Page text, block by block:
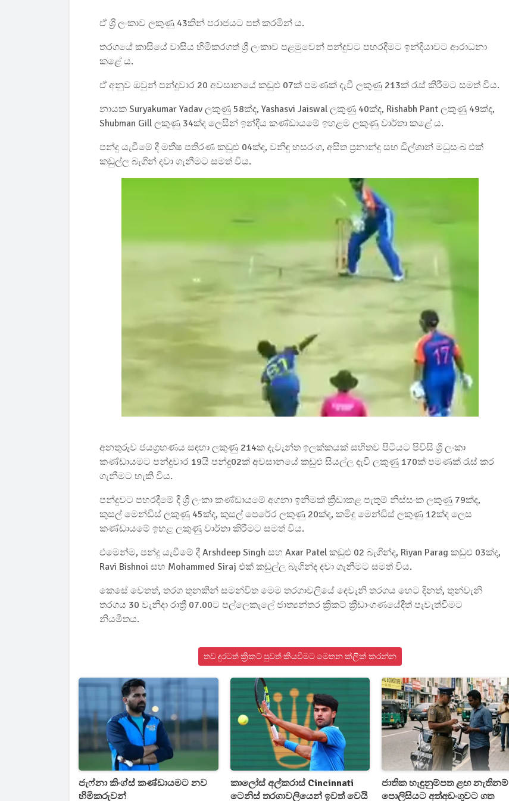
ඒ ශ්‍රී ලංකාව ලකුණු 43කින් පරාජයට පත් කරමින් ය.
තරගයේ කාසියේ වාසිය හිමිකරගත් ශ්‍රී ලංකාව පළමුවෙන් පන්දුවට පහරදීමට ඉන්දියාවට ආරාධනා
කළේ ය.
ඒ අනුව ඔවුන් පන්දුවාර 20 අවසානයේ කඩුළු 07ක් පමණක් දැවී ලකුණු 213ක් රැස් කිරීමට සමත් විය.
නායක Suryakumar Yadav ලකුණු 58ක්ද, Yashasvi Jaiswal ලකුණු 40ක්ද, Rishabh Pant ලකුණු 49ක්ද,
Shubman Gill ලකුණු 34ක්ද ලෙසින් ඉන්දීය කණ්ඩායමේ ඉහළම ලකුණු වාර්තා කළේ ය.
පන්දු යැවීමේ දී මතීෂ පතිරණ කඩුළු 04ක්ද, වනිඳු හසරංග, අසිත ප්‍රනාන්දු සහ ඩිල්ශාන් මධුසංඛ එක්
කඩුල්ල බැගින් දවා ගැනීමට සමත් විය.
අනතුරුව ජයග්‍රහණය සඳහා ලකුණු 214ක දැවැන්ත ඉලක්කයක් සහිතව පිටියට පිවිසි ශ්‍රී ලංකා
කණ්ඩායමට පන්දුවාර 19යි පන්දු02ක් අවසානයේ කඩුළු සියල්ල දැවී ලකුණු 170ක් පමණක් රැස් කර
ගැනීමට හැකි විය.
පන්දුවට පහරදීමේ දී ශ්‍රී ලංකා කණ්ඩායමේ අගනා ඉනිමක් ක්‍රීඩාකළ පැතුම් නිස්සංක ලකුණු 79ක්ද,
කුසල් මෙන්ඩිස් ලකුණු 45ක්ද, කුසල් පෙරේර ලකුණු 20ක්ද, කමිඳු මෙන්ඩිස් ලකුණු 12ක්ද ලෙස
කණ්ඩායමේ ඉහළ ලකුණු වාර්තා කිරීමට සමත් විය.
එමෙන්ම, පන්දු යැවීමේ දී Arshdeep Singh සහ Axar Patel කඩුළු 02 බැගින්ද, Riyan Parag කඩුළු 03ක්ද,
Ravi Bishnoi සහ Mohammed Siraj එක් කඩුල්ල බැගින්ද දවා ගැනීමට සමත් විය.
කෙසේ වෙතත්, තරග තුනකින් සමන්විත මෙම තරගාවලියේ දෙවැනි තරගය හෙට දිනත්, තුන්වැනි
තරගය 30 වැනිදා රාත්‍රී 07.00ට පල්ලෙකැලේ ජාත්‍යන්තර ක්‍රිකට් ක්‍රීඩාංගණයේදීත් පැවැත්වීමට
නියමිතය.
තව දුරටත් ක්‍රිකට් පුවත් කියවීමට මෙතන ක්ලික් කරන්න
ජැෆ්නා කිංග්ස් කණ්ඩායමට නව
හිමිකරුවන්
කාලෝස් අල්කරාස් Cincinnati
ටෙනිස් තරගාවලියෙන් ඉවත් වෙයි
ජාතික හැඳුනුම්පත ළඟ නැතිනම්
පොලිසියට අත්අඩංගුවට ගත